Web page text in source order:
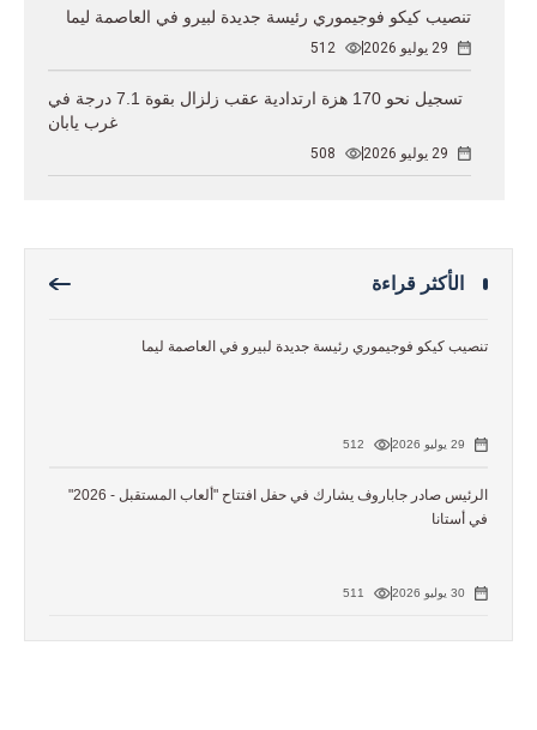
تنصيب كيكو فوجيموري رئيسة جديدة لبيرو في العاصمة ليما
29 يوليو 2026 512
تسجيل نحو 170 هزة ارتدادية عقب زلزال بقوة 7.1 درجة في
غرب يابان
29 يوليو 2026 508
الأكثر قراءة
تنصيب كيكو فوجيموري رئيسة جديدة لبيرو في العاصمة ليما
29 يوليو 2026 512
الرئيس صادر جاباروف يشارك في حفل افتتاح "ألعاب المستقبل - 2026"
في أستانا
30 يوليو 2026 511